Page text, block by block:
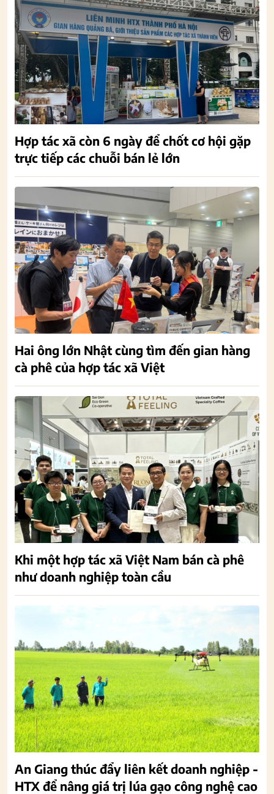
Hợp tác xã còn 6 ngày để chốt cơ hội gặp
trực tiếp các chuỗi bán lẻ lớn
Hai ông lớn Nhật cùng tìm đến gian hàng
cà phê của hợp tác xã Việt
Khi một hợp tác xã Việt Nam bán cà phê
như doanh nghiệp toàn cầu
An Giang thúc đẩy liên kết doanh nghiệp -
HTX để nâng giá trị lúa gạo công nghệ cao